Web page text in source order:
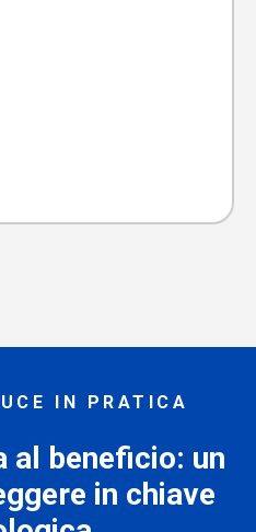
IN PRATICA
al beneficio: un
in chiave